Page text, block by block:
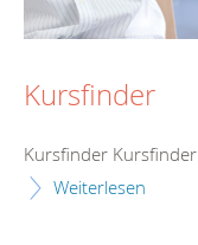
Kursfinder
Kursfinder Kursfinder
Weiterlesen